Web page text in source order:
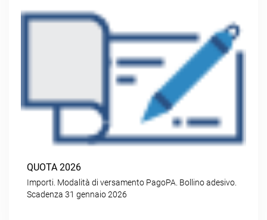
QUOTA 2026
Importi. Modalità di versamento PagoPA. Bollino adesivo.
Scadenza 31 gennaio 2026